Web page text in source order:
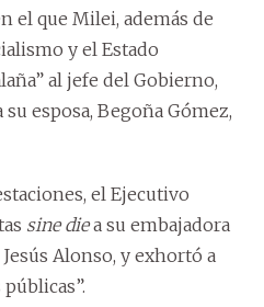
el que Milei, además de
y el Estado
al jefe del Gobierno,
esposa, Begoña Gómez,
el Ejecutivo
sine diea su embajadora
Alonso, y exhortó a